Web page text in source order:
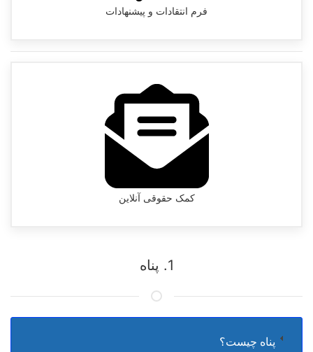
فرم انتقادات و پیشنهادات
کمک حقوقی آنلاین
1. پناه
پناه چیست؟